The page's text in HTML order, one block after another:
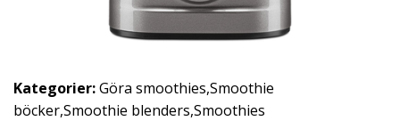
Kategorier:Göra smoothies,Smoothie
böcker,Smoothie blenders,Smoothies